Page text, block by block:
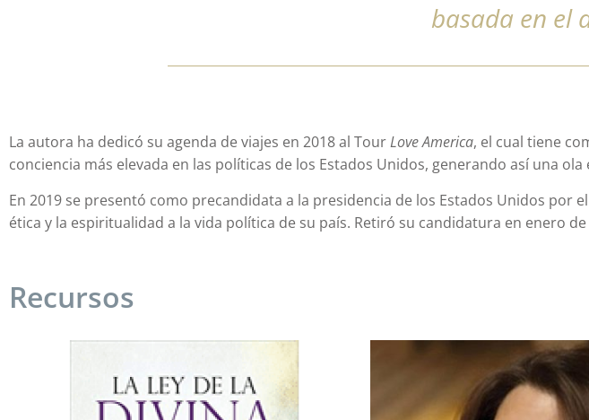
basada en el
La autora ha dedicó su agenda de viajes en 2018 al TourLove America, el cual tiene
conciencia más elevada en las políticas de los Estados Unidos, generando así una
En 2019 se presentó como precandidata a la presidencia de los Estados Unidos
ética y la espiritualidad a la vida política de su país. Retiró su candidatura en enero de
Recursos